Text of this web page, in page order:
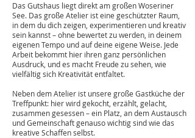
Das Gutshaus liegt direkt am großen Woseriner
See. Das große Atelier ist eine geschützter Raum,
in dem du dich zeigen, experimentieren und kreativ
sein kannst – ohne bewertet zu werden, in deinem
eigenen Tempo und auf deine eigene Weise. Jede
Arbeit bekommt hier ihren ganz persönlichen
Ausdruck, und es macht Freude zu sehen, wie
vielfältig sich Kreativität entfaltet.
Neben dem Atelier ist unsere große Gastküche der
Treffpunkt: hier wird gekocht, erzählt, gelacht,
zusammen gesessen – ein Platz, an dem Austausch
und Gemeinschaft genauso wichtig sind wie das
kreative Schaffen selbst.